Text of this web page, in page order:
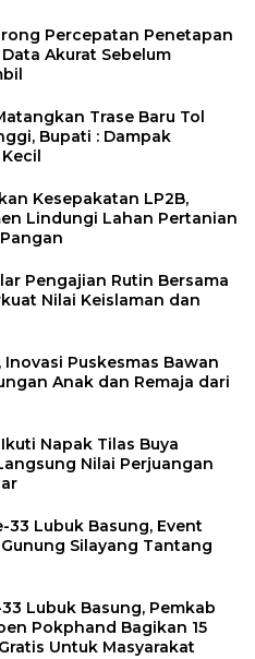
Percepatan Penetapan
Akurat Sebelum
Trase Baru Tol
Bupati : Dampak
Kesepakatan LP2B,
Lindungi Lahan Pertanian
Pengajian Rutin Bersama
Nilai Keislaman dan
Inovasi Puskesmas Bawan
Anak dan Remaja dari
Napak Tilas Buya
Nilai Perjuangan
33 Lubuk Basung, Event
Silayang Tantang
Lubuk Basung, Pemkab
Pokphand Bagikan 15
Untuk Masyarakat